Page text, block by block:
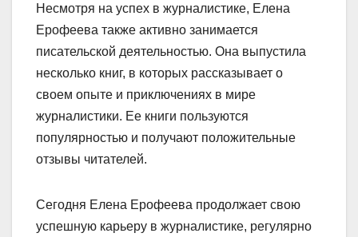
Несмотря на успех в журналистике, Елена
Ерофеева также активно занимается
писательской деятельностью. Она выпустила
несколько книг, в которых рассказывает о
своем опыте и приключениях в мире
журналистики. Ее книги пользуются
популярностью и получают положительные
отзывы читателей.
Сегодня Елена Ерофеева продолжает свою
успешную карьеру в журналистике, регулярно